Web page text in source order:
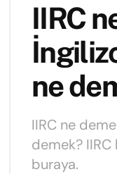
IIRC
ne
IIRC ne
demek? IIRC
buraya.